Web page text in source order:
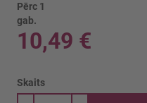
Pērc 1
gab.
10,49 €
Skaits